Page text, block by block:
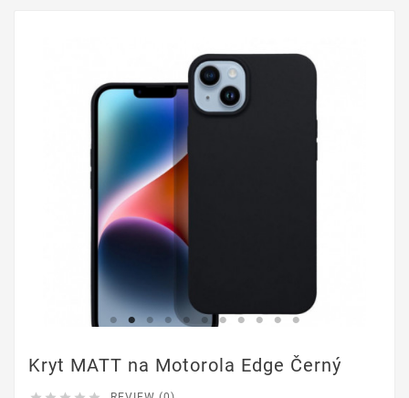
Kryt MATT na Motorola Edge Černý